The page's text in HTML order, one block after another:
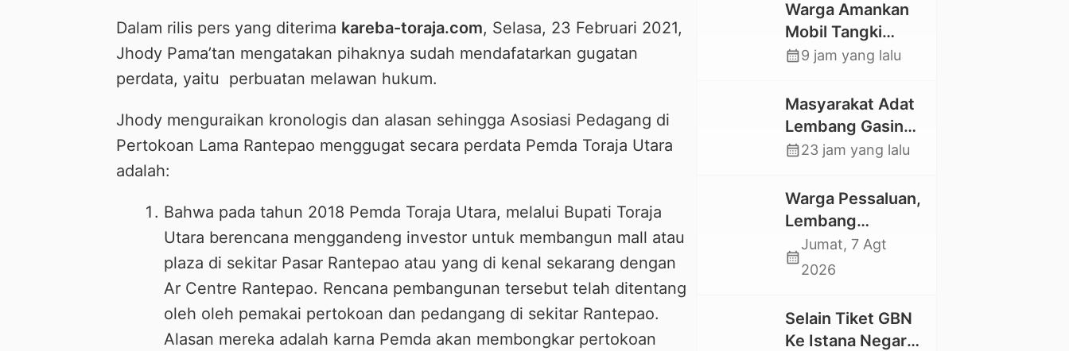
Dalam rilis pers yang diterima kareba-toraja.com, Selasa, 23 Februari 2021,
Jhody Pama’tan mengatakan pihaknya sudah mendafatarkan gugatan
perdata, yaitu perbuatan melawan hukum.
Jhody menguraikan kronologis dan alasan sehingga Asosiasi Pedagang di
Pertokoan Lama Rantepao menggugat secara perdata Pemda Toraja Utara
adalah:
Bahwa pada tahun 2018 Pemda Toraja Utara, melalui Bupati Toraja
Utara berencana menggandeng investor untuk membangun mall atau
plaza di sekitar Pasar Rantepao atau yang di kenal sekarang dengan
Ar Centre Rantepao. Rencana pembangunan tersebut telah ditentang
oleh oleh pemakai pertokoan dan pedangang di sekitar Rantepao.
Alasan mereka adalah karna Pemda akan membongkar pertokoan
Nonongan Utara
Pasang Papan
Digital
Warga Amankan
Mobil Tangki
Pelansir, Kasat
Toraja Utara:
Proses Hukum
Berjalan
calendar_month9 jam yang lalu
Masyarakat Adat
Lembang Gasing
Mengkendek Usir
yang Rusak
Kawasan Hutan
calendar_month23 jam yang lalu
Warga Pessaluan,
Lembang
Gandangbatu
Swadaya Cor
calendar_month
Jumat, 7 Agt
2026
Selain Tiket GBN
Ke Istana Negara,